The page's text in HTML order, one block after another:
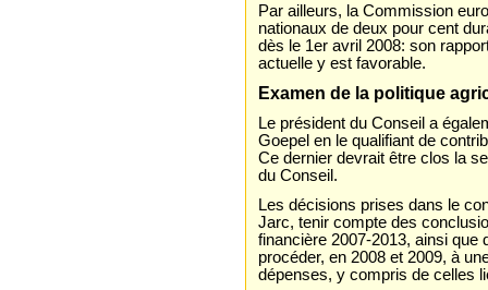
Par ailleurs, la Commission
nationaux de deux pour cent
dès le 1er avril 2008: son
actuelle y est favorable.
Examen de la politique
Le président du Conseil a
Goepel en le qualifiant de
Ce dernier devrait être clos la
du Conseil.
Les décisions prises dans le
Jarc, tenir compte des
financière 2007-2013, ainsi
procéder, en 2008 et 2009, à
dépenses, y compris de celles